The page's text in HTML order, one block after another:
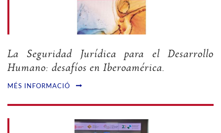
La Seguridad Jurídica para el Desarrollo
Humano: desafíos en Iberoamérica.
MÉS INFORMACIÓ